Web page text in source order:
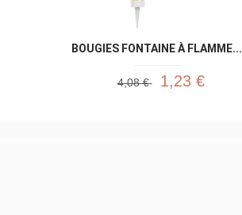
BOUGIES FONTAINE À FLAMME...
4,08 € 1,23 €